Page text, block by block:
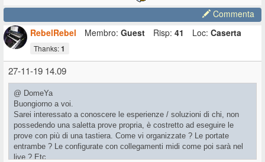
Commenta
RebelRebel
Membro: Guest Risp: 41 Loc: Caserta
Thanks:1
27-11-19 14.09
@ DomeYa
Buongiorno a voi.
Sarei interessato a conoscere le esperienze / soluzioni di chi, non
possedendo una saletta prove propria, è costretto ad eseguire le
prove con più di una tastiera. Come vi organizzate ? Le portate
entrambe ? Le configurate con collegamenti midi come poi sarà nel
live ? Etc.